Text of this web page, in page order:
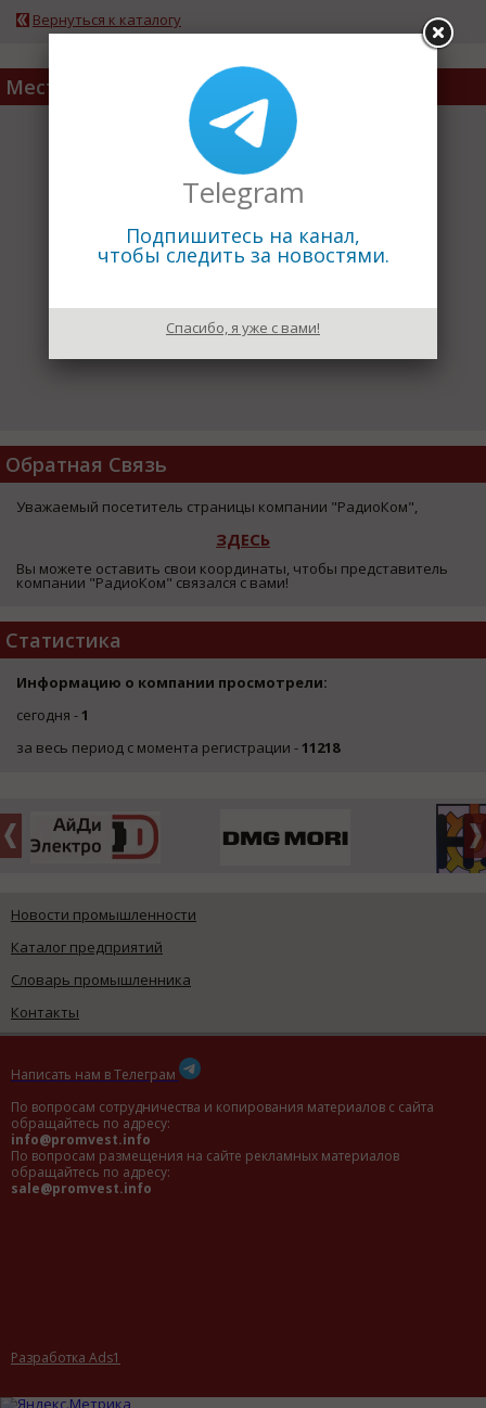
Вернуться к каталогу
Место расположения
Обратная Связь
Уважаемый посетитель страницы компании "РадиоКом",
ЗДЕСЬ
Вы можете оставить свои координаты, чтобы представитель
компании "РадиоКом" связался с вами!
Статистика
Информацию о компании просмотрели:
сегодня -1
за весь период с момента регистрации -11218
Новости промышленности
Каталог предприятий
Словарь промышленника
Контакты
Написать нам в Телеграм
По вопросам сотрудничества и копирования материалов с сайта
обращайтесь по адресу:
info@promvest.info
По вопросам размещения на сайте рекламных материалов
обращайтесь по адресу:
sale@promvest.info
Разработка Ads1
Telegram
Подпишитесь на канал,
чтобы следить за новостями.
Спасибо, я уже с вами!